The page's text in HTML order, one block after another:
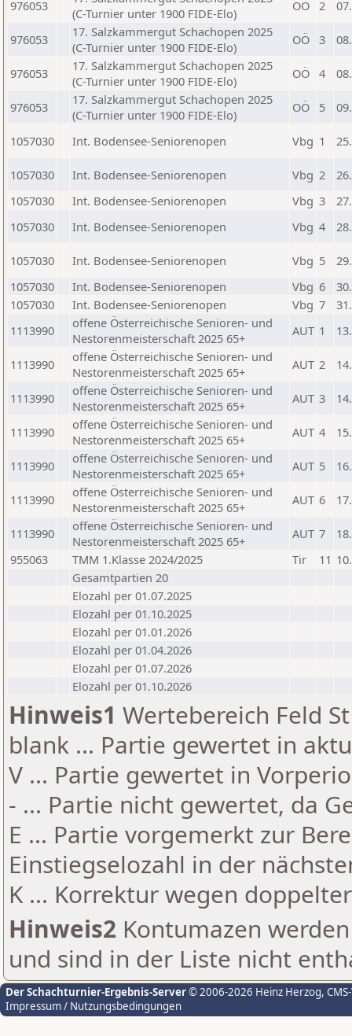
976053
(C-Turnier unter 1900 FIDE-Elo)
OÖ 2
976053
17. Salzkammergut Schachopen 2025
(C-Turnier unter 1900 FIDE-Elo)
OÖ 3
976053
17. Salzkammergut Schachopen 2025
(C-Turnier unter 1900 FIDE-Elo)
OÖ 4
976053
17. Salzkammergut Schachopen 2025
(C-Turnier unter 1900 FIDE-Elo)
OÖ 5
1057030 Int. Bodensee-Seniorenopen Vbg 1
1057030 Int. Bodensee-Seniorenopen Vbg 2
1057030
Int. Bodensee-Seniorenopen Vbg 3
1057030
Int. Bodensee-Seniorenopen Vbg 4
1057030 Int. Bodensee-Seniorenopen Vbg 5
1057030
Int. Bodensee-Seniorenopen Vbg 6
1057030
Int. Bodensee-Seniorenopen Vbg 7
1113990
offene Österreichische Senioren- und
Nestorenmeisterschaft 2025 65+
AUT 1
1113990
offene Österreichische Senioren- und
Nestorenmeisterschaft 2025 65+
AUT 2
1113990
offene Österreichische Senioren- und
Nestorenmeisterschaft 2025 65+
AUT 3
1113990
offene Österreichische Senioren- und
Nestorenmeisterschaft 2025 65+
AUT 4
1113990
offene Österreichische Senioren- und
Nestorenmeisterschaft 2025 65+
AUT 5
1113990
offene Österreichische Senioren- und
Nestorenmeisterschaft 2025 65+
AUT 6
1113990
offene Österreichische Senioren- und
Nestorenmeisterschaft 2025 65+
AUT 7
955063
TMM 1.Klasse 2024/2025 Tir 11
Gesamtpartien 20
Elozahl per 01.07.2025
Elozahl per 01.10.2025
Elozahl per 01.01.2026
Elozahl per 01.04.2026
Elozahl per 01.07.2026
Elozahl per 01.10.2026
Hinweis1 Wertebereich Feld
blank ... Partie gewertet in
V ... Partie gewertet in
- ... Partie nicht gewertet, da
E ... Partie vorgemerkt zur
Einstiegselozahl in der
K ... Korrektur wegen
Hinweis2 Kontumazen
und sind in der Liste nicht
Der Schachturnier-Ergebnis-Server© 2006-2026 Heinz Herzog,
Impressum / Nutzungsbedingungen